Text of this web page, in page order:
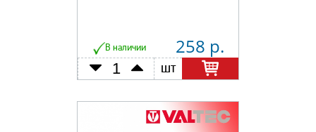
В наличии 258 р.
шт